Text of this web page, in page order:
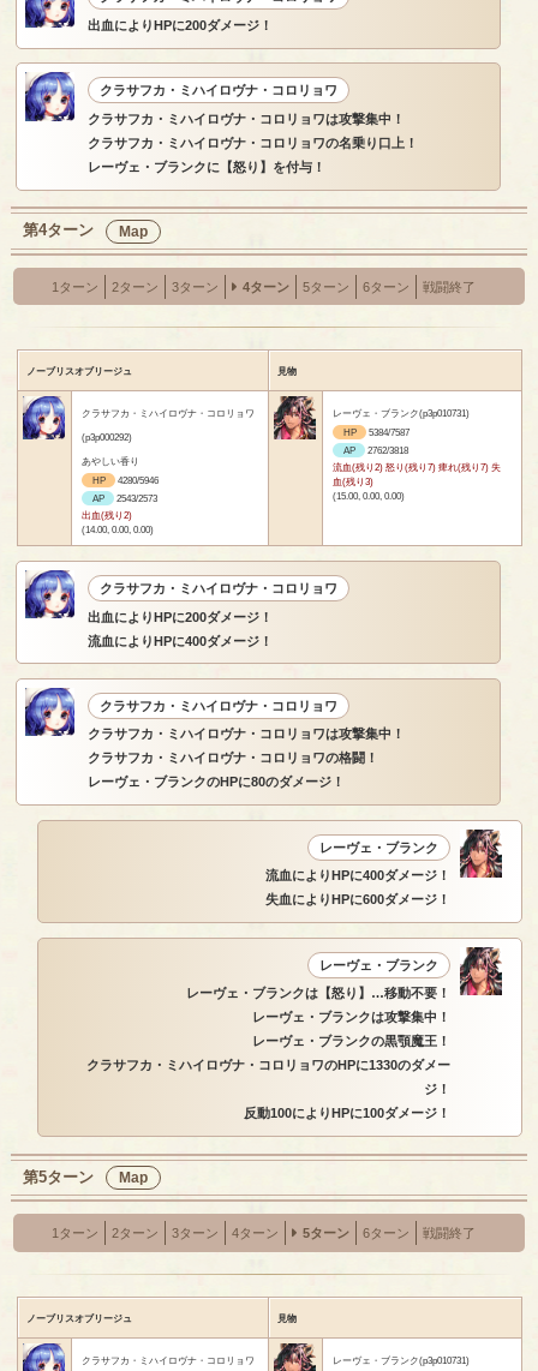
出血によりHPに200ダメージ！
クラサフカ・ミハイロヴナ・コロリョワ
クラサフカ・ミハイロヴナ・コロリョワは攻撃集中！
クラサフカ・ミハイロヴナ・コロリョワの名乗り口上！
レーヴェ・ブランクに【怒り】を付与！
第4ターン Map
1ターン 2ターン 3ターン 4ターン 5ターン 6ターン 戦闘終了
ノーブリスオブリージュ 見物
クラサフカ・ミハイロヴナ・コロリョワ
(p3p000292)
あやしい香り
HP
4280/5946
AP
2543/2573
出血(残り2)
(14.00, 0.00, 0.00)
レーヴェ・ブランク(p3p010731)
HP
5384/7587
AP
2762/3818
流血(残り2) 怒り(残り7) 痺れ(残り7) 失
血(残り3)
(15.00, 0.00, 0.00)
クラサフカ・ミハイロヴナ・コロリョワ
出血によりHPに200ダメージ！
流血によりHPに400ダメージ！
クラサフカ・ミハイロヴナ・コロリョワ
クラサフカ・ミハイロヴナ・コロリョワは攻撃集中！
クラサフカ・ミハイロヴナ・コロリョワの格闘！
レーヴェ・ブランクのHPに80のダメージ！
レーヴェ・ブランク
流血によりHPに400ダメージ！
失血によりHPに600ダメージ！
レーヴェ・ブランク
レーヴェ・ブランクは【怒り】…移動不要！
レーヴェ・ブランクは攻撃集中！
レーヴェ・ブランクの黒顎魔王！
クラサフカ・ミハイロヴナ・コロリョワのHPに1330のダメー
ジ！
反動100によりHPに100ダメージ！
第5ターン Map
1ターン 2ターン 3ターン 4ターン 5ターン 6ターン 戦闘終了
ノーブリスオブリージュ 見物
クラサフカ・ミハイロヴナ・コロリョワ
レーヴェ・ブランク(p3p010731)